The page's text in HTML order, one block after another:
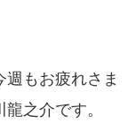
もお疲れさま
之介です。